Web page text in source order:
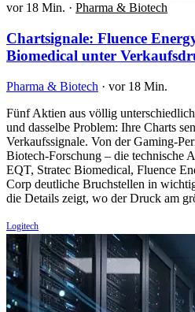
vor 18 Min. · Pharma & Biotech
Chartsignale: Fluence
Biomedical unter
Pharma & Biotech · vor 18 Min.
Fünf Aktien aus völlig
und dasselbe Problem: Ihre Charts
Verkaufssignale. Von der Gaming-
Biotech-Forschung – die technische
EQT, Stratec Biomedical, Fluence
Corp deutliche Bruchstellen in
die Details zeigt, wo der Druck am
Logitech